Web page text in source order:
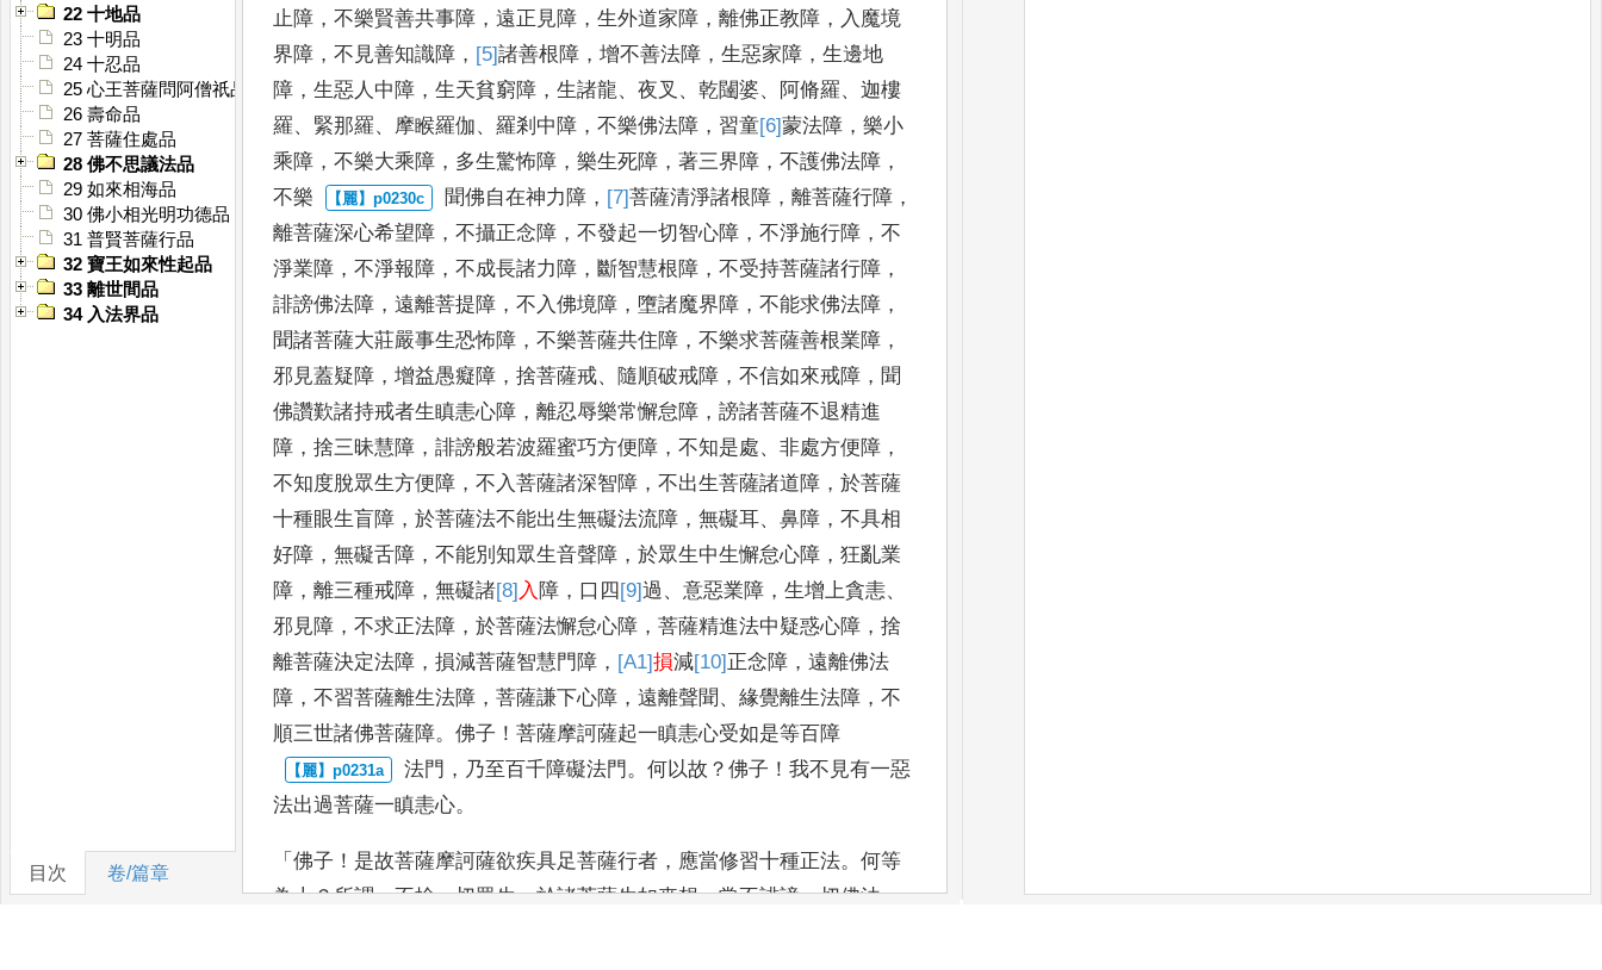
22 十地品
23 十明品
24 十忍品
25 心王菩薩問阿僧祇品
26 壽命品
27 菩薩住處品
28 佛不思議法品
29 如來相海品
30 佛小相光明功德品
31 普賢菩薩行品
32 寶王如來性起品
33 離世間品
34 入法界品
目次 卷/篇章
止障 ， 不樂賢善共事障 ， 遠正 見障 ， 生外道家障 ， 離佛正教障 ， 入魔境
界障 ， 不見善知識障 ， [5]諸善根障 ， 增不善法障 ， 生惡家障 ， 生邊地
障 ， 生惡人中障 ， 生天貧窮障 ， 生諸龍、 夜叉 、 乾闥婆、 阿脩羅、 迦樓
羅、 緊那羅、 摩睺羅伽、 羅剎中障 ， 不樂佛法障 ， 習童[6]蒙法障 ， 樂小
乘障 ， 不樂大乘障 ， 多生驚怖障 ， 樂生死障 ， 著三界障 ， 不護佛法障 ，
不樂
聞佛自在神力障 ， [7]菩薩清淨諸根障 ，離菩薩行障 ，
離菩薩深心希望障 ， 不攝正念障 ， 不發起一切智心障 ， 不淨施行障 ， 不
淨業障 ， 不淨報障 ， 不成長諸力障 ， 斷智慧根障 ， 不受持菩薩諸行障 ，
誹謗佛法障 ， 遠離菩提障 ， 不入佛境障 ， 墮諸魔界障 ， 不能求佛法障 ，
聞諸菩薩大莊嚴事生恐怖障 ， 不樂菩薩共住障 ， 不樂求菩薩善根業障 ，
邪見蓋疑障 ， 增益愚癡障 ， 捨菩薩戒、 隨順破戒障 ， 不信如來戒障 ， 聞
佛讚歎諸持戒者生瞋恚心障 ， 離忍辱樂常懈怠障 ， 謗諸菩薩不退精進
障 ， 捨三昧慧障 ， 誹謗般若波羅蜜巧方便障 ， 不知是處、 非處方便障 ，
不知度脫眾生方便障 ， 不 入菩薩諸深智障 ， 不出生菩薩諸道障 ， 於菩薩
十種眼生盲障 ， 於菩薩法不能出生無礙法流障 ， 無礙耳、 鼻障 ， 不具相
好障 ， 無礙舌障 ， 不能別知眾生音聲障 ， 於眾生中生懈怠心障 ， 狂亂業
障 ， 離三種戒障 ， 無礙諸[8] 入 障 ， 口四[9]過 、 意惡業障 ， 生增上貪恚、
邪見障 ， 不求正法障 ， 於菩薩法懈怠心障 ， 菩薩精進法中疑惑心障 ， 捨
離菩薩決定法障 ， 損減菩薩智慧門障 ， [A1]損減[10]正念障 ， 遠離佛法
障 ， 不習菩薩離生法障 ， 菩薩謙下心障 ， 遠離聲聞 、 緣覺離生法障 ， 不
順三世諸佛菩薩障。 佛子 ！ 菩薩摩訶薩起一瞋恚心受如是等百障
法門 ， 乃至百千障礙法門 。何以故 ？佛子 ！我不見有一惡
法出過菩薩一瞋恚心。
「 佛子 ！ 是故菩薩摩訶薩欲疾具足菩薩行者 ， 應當修習十種正法。 何等
為十？所謂：不捨一切眾生，於諸菩薩生如來想，常不誹謗一切佛法，